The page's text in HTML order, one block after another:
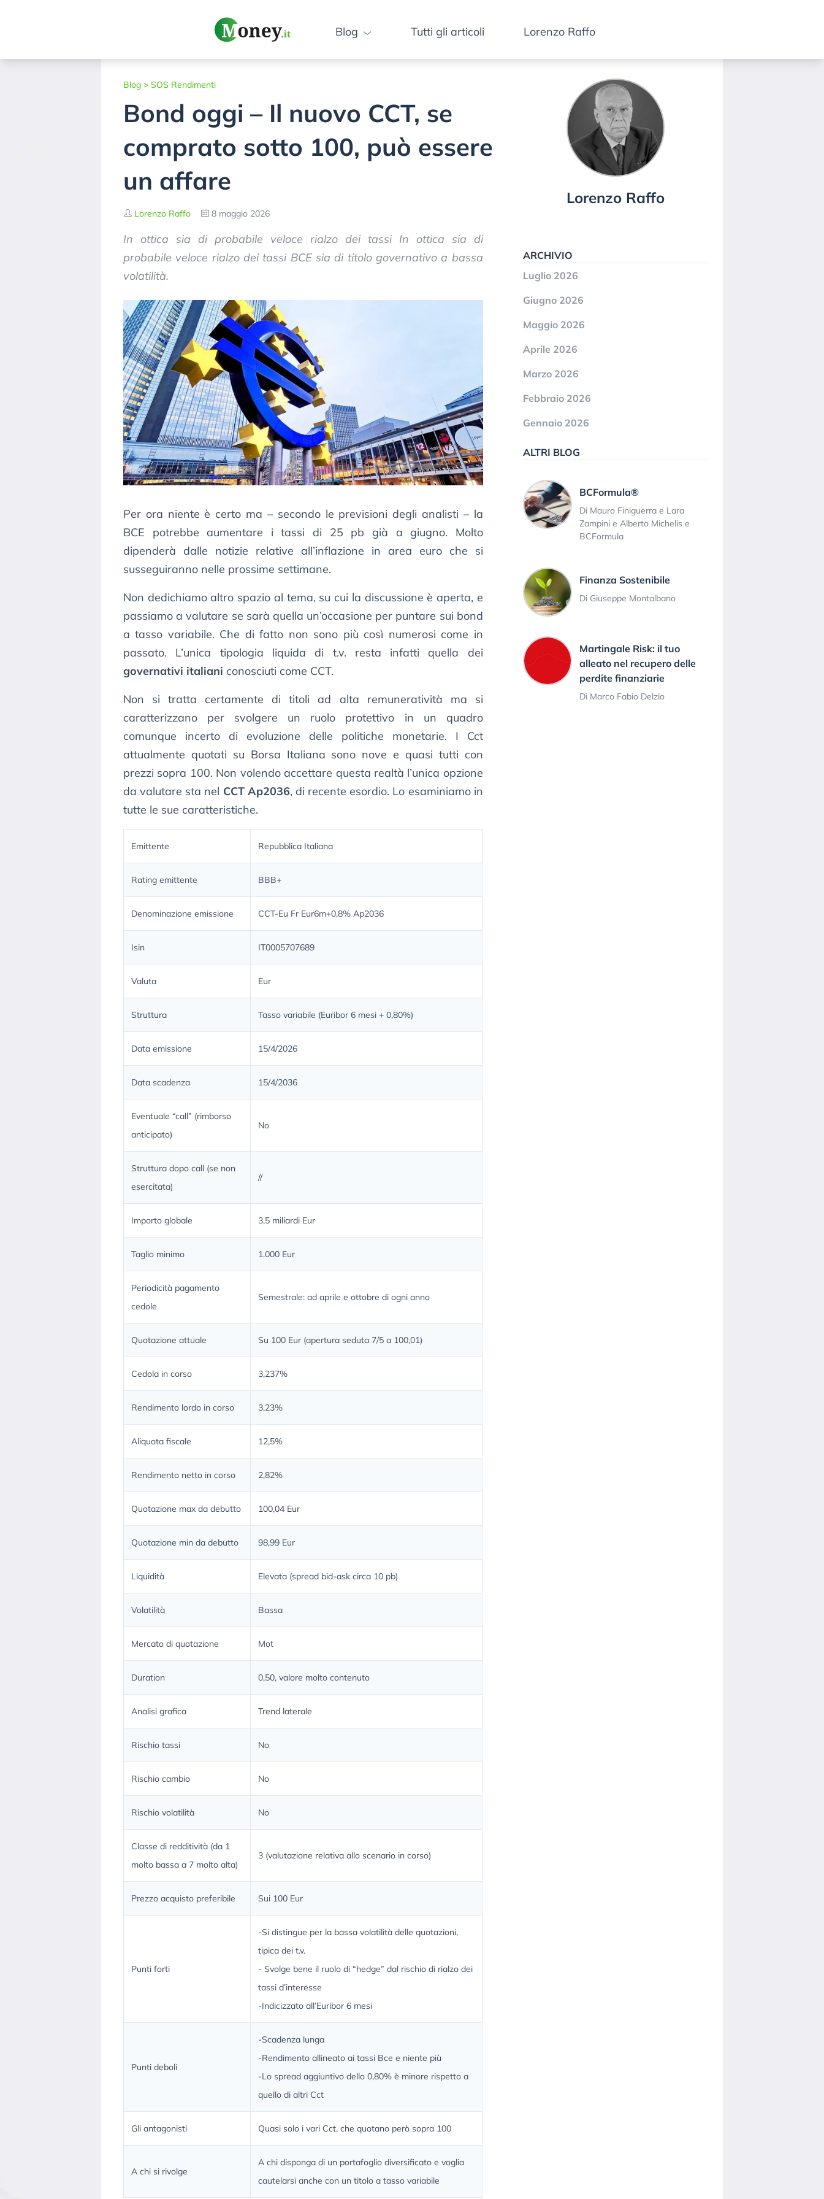
Blog Tutti gli articoli Lorenzo Raffo
Blog > SOS Rendimenti
Bond oggi – Il nuovo CCT, se
comprato sotto 100, può essere
un affare
Lorenzo Raffo 8 maggio 2026
In ottica sia di probabile veloce rialzo dei tassi In ottica sia di
probabile veloce rialzo dei tassi BCE sia di titolo governativo a bassa
volatilità.
Per ora niente è certo ma – secondo le previsioni degli analisti – la
BCE potrebbe aumentare i tassi di 25 pb già a giugno. Molto
dipenderà dalle notizie relative all’inflazione in area euro che si
susseguiranno nelle prossime settimane.
Non dedichiamo altro spazio al tema, su cui la discussione è aperta, e
passiamo a valutare se sarà quella un’occasione per puntare sui bond
a tasso variabile. Che di fatto non sono più così numerosi come in
passato. L’unica tipologia liquida di t.v. resta infatti quella dei
governativi italiani conosciuti come CCT.
Non si tratta certamente di titoli ad alta remuneratività ma si
caratterizzano per svolgere un ruolo protettivo in un quadro
comunque incerto di evoluzione delle politiche monetarie. I Cct
attualmente quotati su Borsa Italiana sono nove e quasi tutti con
prezzi sopra 100. Non volendo accettare questa realtà l’unica opzione
da valutare sta nel CCT Ap2036, di recente esordio. Lo esaminiamo in
tutte le sue caratteristiche.
Emittente Repubblica Italiana
Rating emittente BBB+
Denominazione emissione CCT-Eu Fr Eur6m+0,8% Ap2036
Isin IT0005707689
Valuta Eur
Struttura Tasso variabile (Euribor 6 mesi + 0,80%)
Data emissione 15/4/2026
Data scadenza 15/4/2036
Eventuale “call” (rimborso
anticipato)
No
Struttura dopo call (se non
esercitata)
//
Importo globale 3,5 miliardi Eur
Taglio minimo 1.000 Eur
Periodicità pagamento
cedole
Semestrale: ad aprile e ottobre di ogni anno
Quotazione attuale Su 100 Eur (apertura seduta 7/5 a 100,01)
Cedola in corso 3,237%
Rendimento lordo in corso 3,23%
Aliquota fiscale 12,5%
Rendimento netto in corso 2,82%
Quotazione max da debutto 100,04 Eur
Quotazione min da debutto 98,99 Eur
Liquidità Elevata (spread bid-ask circa 10 pb)
Volatilità Bassa
Mercato di quotazione Mot
Duration 0,50, valore molto contenuto
Analisi grafica Trend laterale
Rischio tassi No
Rischio cambio No
Rischio volatilità No
Classe di redditività (da 1
molto bassa a 7 molto alta)
3 (valutazione relativa allo scenario in corso)
Prezzo acquisto preferibile Sui 100 Eur
Punti forti
-Si distingue per la bassa volatilità delle quotazioni,
tipica dei t.v.
- Svolge bene il ruolo di “hedge” dal rischio di rialzo dei
tassi d’interesse
-Indicizzato all’Euribor 6 mesi
Punti deboli
-Scadenza lunga
-Rendimento allineato ai tassi Bce e niente più
-Lo spread aggiuntivo dello 0,80% è minore rispetto a
quello di altri Cct
Gli antagonisti Quasi solo i vari Cct, che quotano però sopra 100
A chi si rivolge
A chi disponga di un portafoglio diversificato e voglia
cautelarsi anche con un titolo a tasso variabile
Lorenzo Raffo
ARCHIVIO
Luglio 2026
Giugno 2026
Maggio 2026
Aprile 2026
Marzo 2026
Febbraio 2026
Gennaio 2026
ALTRI BLOG
BCFormula®
Di Mauro Finiguerra e Lara
Zampini e Alberto Michelis e
BCFormula
Finanza Sostenibile
Di Giuseppe Montalbano
Martingale Risk: il tuo
alleato nel recupero delle
perdite finanziarie
Di Marco Fabio Delzio